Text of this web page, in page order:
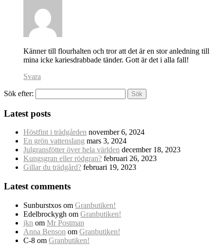
Känner till flourhalten och tror att det är en stor anledning till
mina icke kariesdrabbade tänder. Gott är det i alla fall!
Svara
Sök efter:
Latest posts
Höstfint i trädgården november 6, 2024
En grön vattenslang mars 3, 2024
Julgransfötter över hela världen december 18, 2023
Kungsgran eller rödgran? februari 26, 2023
Gillar du trädgård? februari 19, 2023
Latest comments
Sunburstxos om Granbutiken!
Edelbrockygh om Granbutiken!
jkn om Mr Postman
Anna Benson om Granbutiken!
C-8 om Granbutiken!